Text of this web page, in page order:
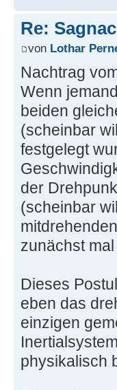
Re:
von Lothar
Nachtrag
Wenn
beiden
(scheinbar
festgelegt
der
(scheinbar
zunächst
Dieses
eben das
einzigen
physikalisch